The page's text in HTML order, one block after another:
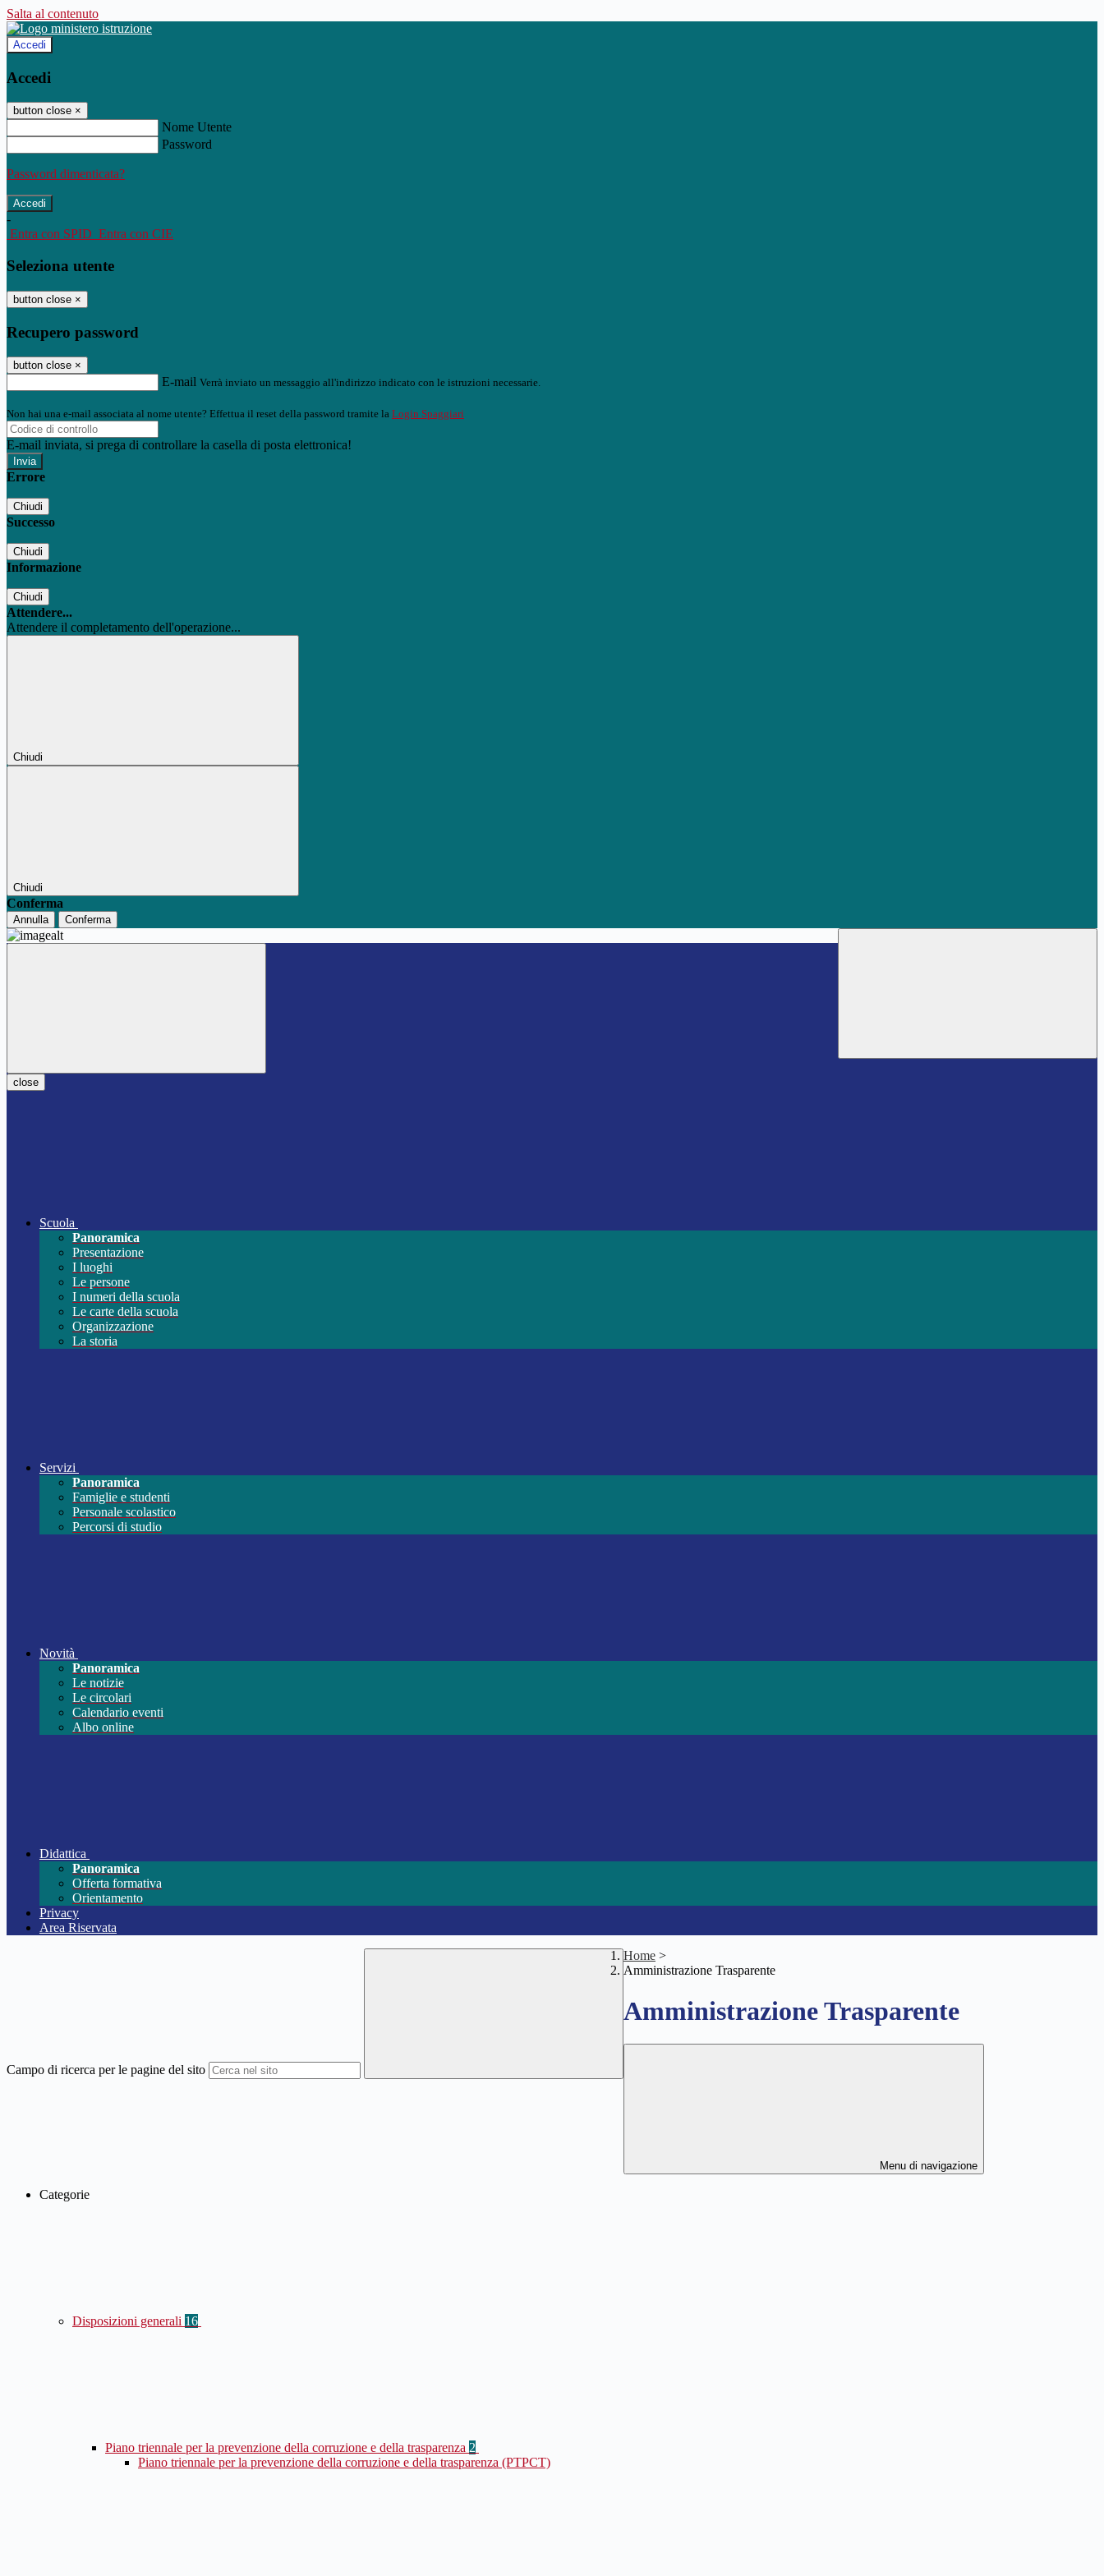
Salta al contenuto
Accedi
Accedi
button close ×
Nome Utente
Password
Password dimenticata?
-
Entra con SPID Entra con CIE
Seleziona utente
button close ×
Recupero password
button close ×
E-mail Verrà inviato un messaggio all'indirizzo indicato con le istruzioni necessarie.
Non hai una e-mail associata al nome utente? Effettua il reset della password tramite la Login Spaggiari
E-mail inviata, si prega di controllare la casella di posta elettronica!
Errore
Chiudi
Successo
Chiudi
Informazione
Chiudi
Attendere...
Attendere il completamento dell'operazione...
Chiudi
Chiudi
Conferma
Annulla Conferma
close
Scuola
Panoramica
Presentazione
I luoghi
Le persone
I numeri della scuola
Le carte della scuola
Organizzazione
La storia
Servizi
Panoramica
Famiglie e studenti
Personale scolastico
Percorsi di studio
Novità
Panoramica
Le notizie
Le circolari
Calendario eventi
Albo online
Didattica
Panoramica
Offerta formativa
Orientamento
Privacy
Area Riservata
Campo di ricerca per le pagine del sito
Home >
Amministrazione Trasparente
Amministrazione Trasparente
Menu di navigazione
Categorie
Disposizioni generali 16
Piano triennale per la prevenzione della corruzione e della trasparenza 2
Piano triennale per la prevenzione della corruzione e della trasparenza (PTPCT)